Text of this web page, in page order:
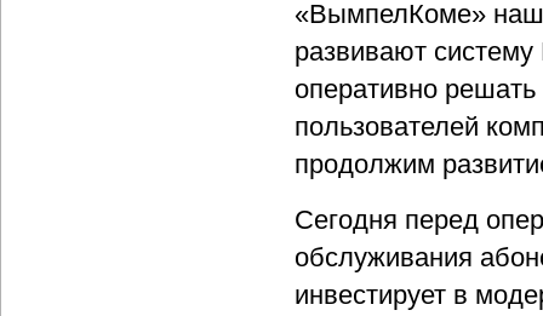
«ВымпелКоме»
развивают
оперативно
пользователей
продолжим
Сегодня перед
обслуживания
инвестирует в